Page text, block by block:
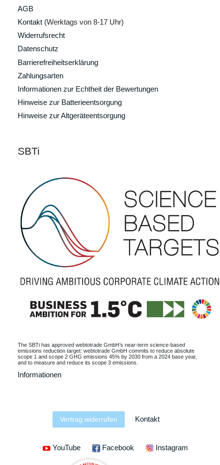
AGB
Kontakt (Werktags von 8-17 Uhr)
Widerrufsrecht
Datenschutz
Barrierefreiheitserklärung
Zahlungsarten
Informationen zur Echtheit der Bewertungen
Hinweise zur Batterieentsorgung
Hinweise zur Altgeräteentsorgung
SBTi
The SBTi has approved webtotrade GmbH’s near-term science-based
emissions reduction target: webtotrade GmbH commits to reduce absolute
scope 1 and scope 2 GHG emissions 45% by 2030 from a 2024 base year,
and to measure and reduce its scope 3 emissions.
Informationen
Vertrag widerrufen Kontakt
YouTube Facebook Instagram